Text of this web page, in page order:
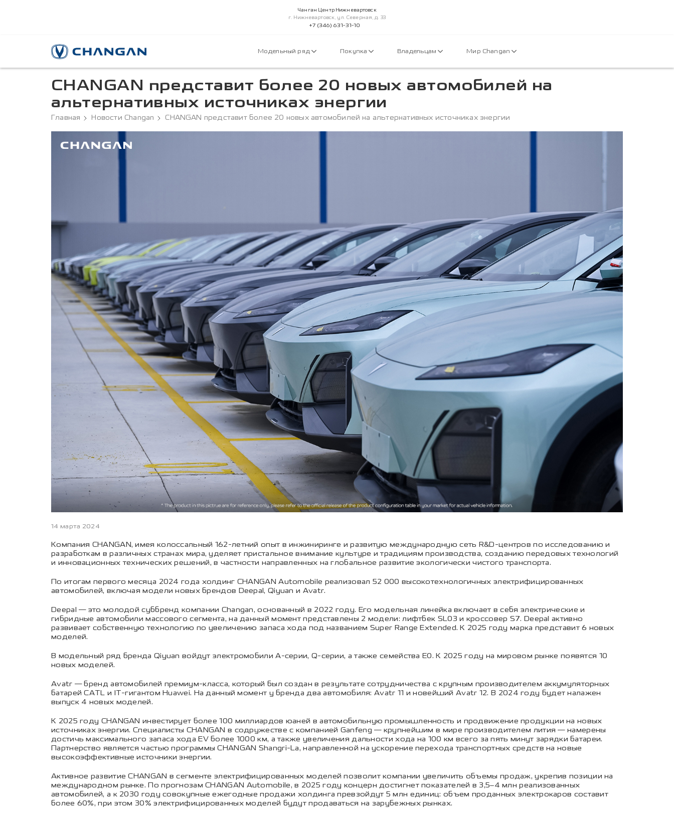
Чанган Центр Нижневартовск
г. Нижневартовск, ул. Северная, д. 33
+7 (346) 631-31-10
Модельный ряд Покупка Владельцам Мир Changan
CHANGAN представит более 20 новых автомобилей на
альтернативных источниках энергии
Главная Новости Changan CHANGAN представит более 20 новых автомобилей на альтернативных источниках энергии
14 марта 2024
Компания CHANGAN, имея колоссальный 162-летний опыт в инжиниринге и развитую международную сеть R&D-центров по исследованию и
разработкам в различных странах мира, уделяет пристальное внимание культуре и традициям производства, созданию передовых технологий
и инновационных технических решений, в частности направленных на глобальное развитие экологически чистого транспорта.
По итогам первого месяца 2024 года холдинг CHANGAN Automobile реализовал 52 000 высокотехнологичных электрифицированных
автомобилей, включая модели новых брендов Deepal, Qiyuan и Avatr.
Deepal — это молодой суббренд компании Changan, основанный в 2022 году. Его модельная линейка включает в себя электрические и
гибридные автомобили массового сегмента, на данный момент представлены 2 модели: лифтбек SL03 и кроссовер S7. Deepal активно
развивает собственную технологию по увеличению запаса хода под названием Super Range Extended. К 2025 году марка представит 6 новых
моделей.
В модельный ряд бренда Qiyuan войдут электромобили A-серии, Q-серии, а также семейства E0. К 2025 году на мировом рынке появятся 10
новых моделей.
Avatr — бренд автомобилей премиум-класса, который был создан в результате сотрудничества с крупным производителем аккумуляторных
батарей CATL и IT-гигантом Huawei. На данный момент у бренда два автомобиля: Avatr 11 и новейший Avatr 12. В 2024 году будет налажен
выпуск 4 новых моделей.
К 2025 году CHANGAN инвестирует более 100 миллиардов юаней в автомобильную промышленность и продвижение продукции на новых
источниках энергии. Специалисты CHANGAN в содружестве с компанией Ganfeng — крупнейшим в мире производителем лития — намерены
достичь максимального запаса хода EV более 1000 км, а также увеличения дальности хода на 100 км всего за пять минут зарядки батареи.
Партнерство является частью программы CHANGAN Shangri-La, направленной на ускорение перехода транспортных средств на новые
высокоэффективные источники энергии.
Активное развитие CHANGAN в сегменте электрифицированных моделей позволит компании увеличить объемы продаж, укрепив позиции на
международном рынке. По прогнозам CHANGAN Automobile, в 2025 году концерн достигнет показателей в 3,5–4 млн реализованных
автомобилей, а к 2030 году совокупные ежегодные продажи холдинга превзойдут 5 млн единиц: объем проданных электрокаров составит
более 60%, при этом 30% электрифицированных моделей будут продаваться на зарубежных рынках.